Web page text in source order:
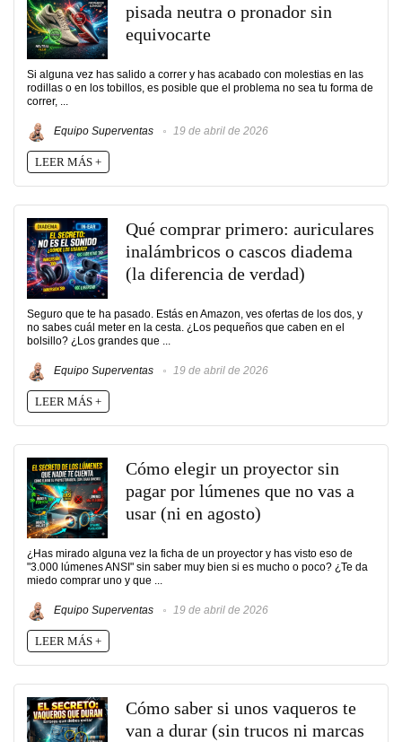
pisada neutra o pronador sin
equivocarte
Si alguna vez has salido a correr y has acabado con molestias en las
rodillas o en los tobillos, es posible que el problema no sea tu forma de
correr, ...
Equipo Superventas 19 de abril de 2026
LEER MÁS +
Qué comprar primero: auriculares
inalámbricos o cascos diadema
(la diferencia de verdad)
Seguro que te ha pasado. Estás en Amazon, ves ofertas de los dos, y
no sabes cuál meter en la cesta. ¿Los pequeños que caben en el
bolsillo? ¿Los grandes que ...
Equipo Superventas 19 de abril de 2026
LEER MÁS +
Cómo elegir un proyector sin
pagar por lúmenes que no vas a
usar (ni en agosto)
¿Has mirado alguna vez la ficha de un proyector y has visto eso de
"3.000 lúmenes ANSI" sin saber muy bien si es mucho o poco? ¿Te da
miedo comprar uno y que ...
Equipo Superventas 19 de abril de 2026
LEER MÁS +
Cómo saber si unos vaqueros te
van a durar (sin trucos ni marcas